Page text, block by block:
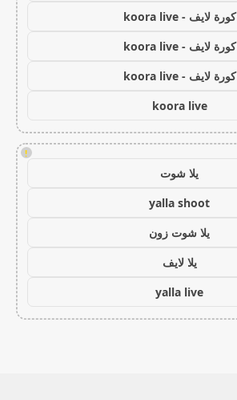
كورة لايف - koora live
كورة لايف - koora live
كورة لايف - koora live
koora live
!
يلا شوت
yalla shoot
يلا شوت زون
يلا لايف
yalla live